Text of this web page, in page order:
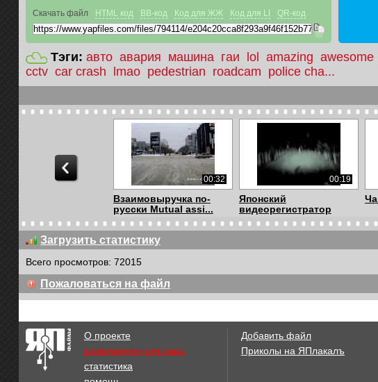
Скачать файл HTML код BB-код Код для ЖЖ Код для LI QR-код
Тэги: авто авария машина гаи lol amazing awesome
cctv car crash lmao pedestrian roadcam police cha...
00:32
Взаимовыручка по-
русски Mutual assi...
00:19
Японский
видеорегистратор
01:20
Страшная авария
01:57
Случай в донецком
Загрузить статистику
Всего просмотров: 72015
Пожаловаться на файл
О проекте
размещение рекламы
статистика
Добавить файл
Приколы на ЯПлакалъ